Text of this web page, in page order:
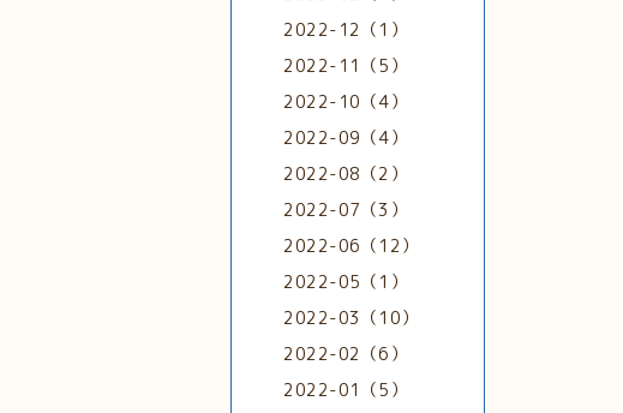
2022-12（1）
2022-11（5）
2022-10（4）
2022-09（4）
2022-08（2）
2022-07（3）
2022-06（12）
2022-05（1）
2022-03（10）
2022-02（6）
2022-01（5）